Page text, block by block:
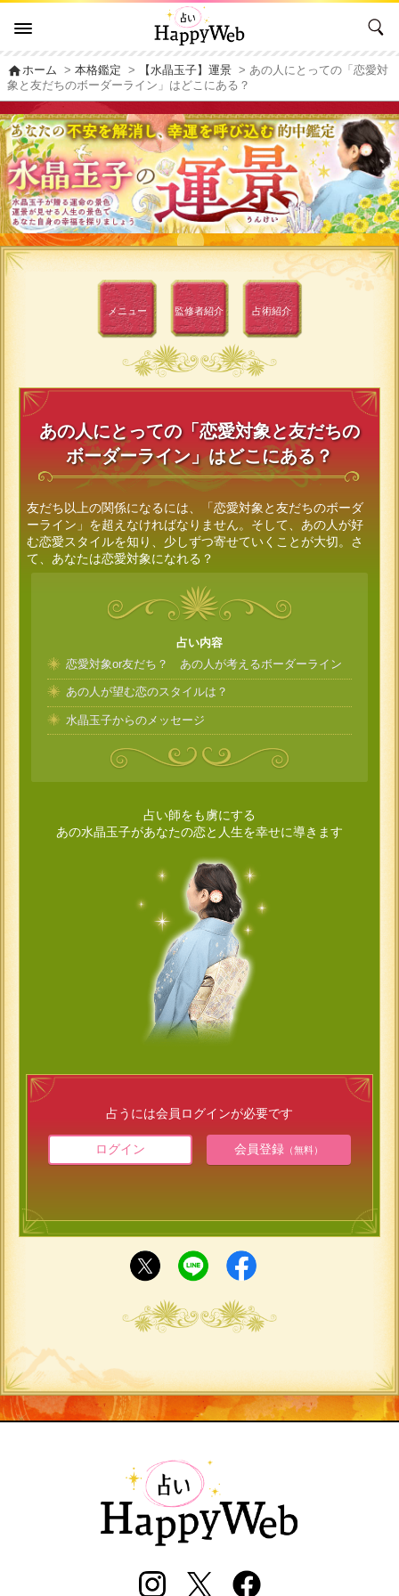
homeホーム >本格鑑定 > 【水晶玉子】運景 > あの人にとっての「恋愛対
象と友だちのボーダーライン」はどこにある？
メニュー 監修者紹介 占術紹介
あの人にとっての「恋愛対象と友だちの
ボーダーライン」はどこにある？
友だち以上の関係になるには、「恋愛対象と友だちのボーダ
ーライン」を超えなければなりません。そして、あの人が好
む恋愛スタイルを知り、少しずつ寄せていくことが大切。さ
て、あなたは恋愛対象になれる？
占い内容
恋愛対象or友だち？ あの人が考えるボーダーライン
あの人が望む恋のスタイルは？
水晶玉子からのメッセージ
占い師をも虜にする
あの水晶玉子があなたの恋と人生を幸せに導きます
占うには会員ログインが必要です
ログイン 会員登録（無料）